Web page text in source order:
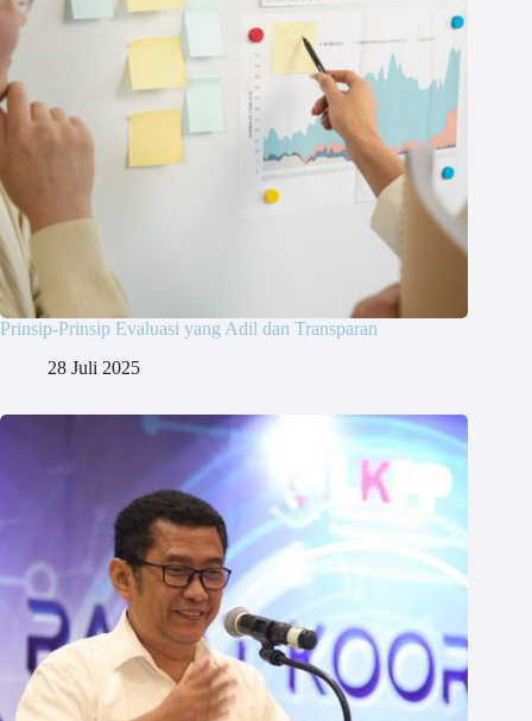
Prinsip-Prinsip Evaluasi yang Adil dan Transparan
28 Juli 2025